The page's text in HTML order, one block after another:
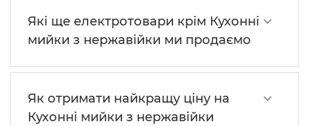
Які ще електротовари крім Кухонні
мийки з нержавійки ми продаємо
Як отримати найкращу ціну на
Кухонні мийки з нержавійки